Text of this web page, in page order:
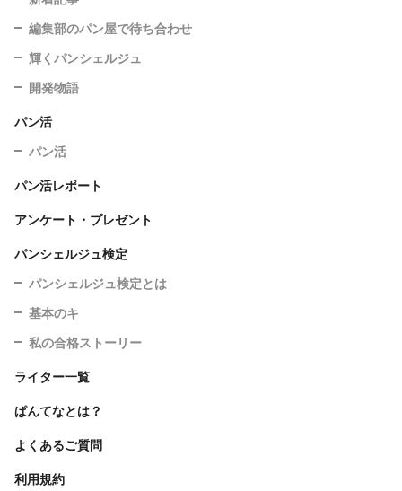
編集部のパン屋で待ち合わせ
輝くパンシェルジュ
開発物語
パン活
パン活
パン活レポート
アンケート・プレゼント
パンシェルジュ検定
パンシェルジュ検定とは
基本のキ
私の合格ストーリー
ライター一覧
ぱんてなとは？
よくあるご質問
利用規約